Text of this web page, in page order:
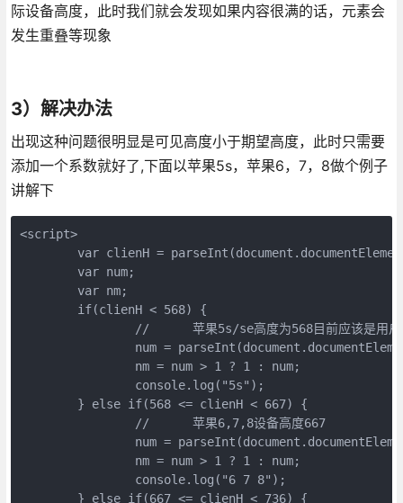
际设备高度，此时我们就会发现如果内容很满的话，元素会
发生重叠等现象
3）解决办法
出现这种问题很明显是可见高度小于期望高度，此时只需要
添加一个系数就好了,下面以苹果5s，苹果6，7，8做个例子
讲解下
<script>